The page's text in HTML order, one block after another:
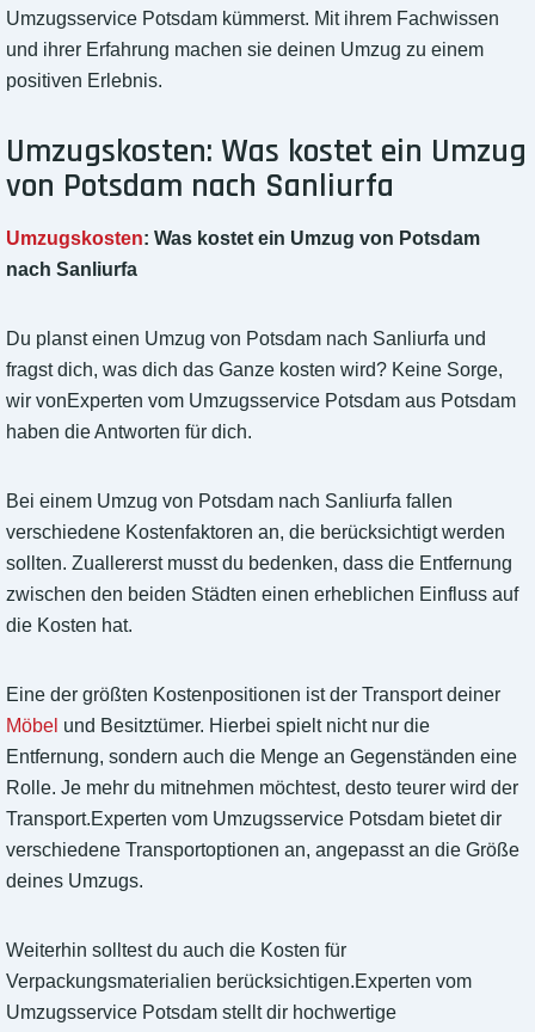
Umzugsservice Potsdam kümmerst. Mit ihrem Fachwissen
und ihrer Erfahrung machen sie deinen Umzug zu einem
positiven Erlebnis.
Umzugskosten: Was kostet ein Umzug
von Potsdam nach Sanliurfa
Umzugskosten: Was kostet ein Umzug von Potsdam
nach Sanliurfa
Du planst einen Umzug von Potsdam nach Sanliurfa und
fragst dich, was dich das Ganze kosten wird? Keine Sorge,
wir vonExperten vom Umzugsservice Potsdam aus Potsdam
haben die Antworten für dich.
Bei einem Umzug von Potsdam nach Sanliurfa fallen
verschiedene Kostenfaktoren an, die berücksichtigt werden
sollten. Zuallererst musst du bedenken, dass die Entfernung
zwischen den beiden Städten einen erheblichen Einfluss auf
die Kosten hat.
Eine der größten Kostenpositionen ist der Transport deiner
Möbel und Besitztümer. Hierbei spielt nicht nur die
Entfernung, sondern auch die Menge an Gegenständen eine
Rolle. Je mehr du mitnehmen möchtest, desto teurer wird der
Transport.Experten vom Umzugsservice Potsdam bietet dir
verschiedene Transportoptionen an, angepasst an die Größe
deines Umzugs.
Weiterhin solltest du auch die Kosten für
Verpackungsmaterialien berücksichtigen.Experten vom
Umzugsservice Potsdam stellt dir hochwertige